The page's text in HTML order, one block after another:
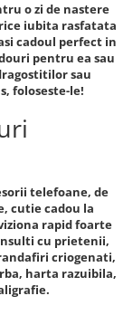
o zi de nastere
iubita rasfatata
cadoul perfect in
pentru ea sau
sau
foloseste-le!
telefoane, de
cutie cadou la
rapid foarte
cu prietenii,
criogenati,
harta razuibila,